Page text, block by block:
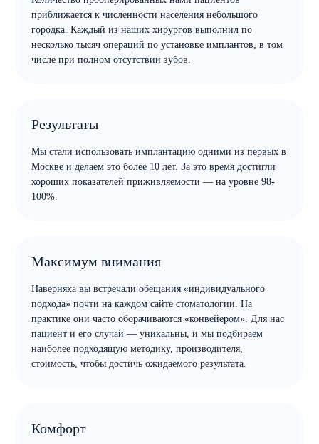
приближается к численности населения небольшого
городка. Каждый из наших хирургов выполнил по
несколько тысяч операций по установке имплантов, в том
числе при полном отсутствии зубов.
Результаты
Мы стали использовать имплантацию одними из первых в
Москве и делаем это более 10 лет. За это время достигли
хороших показателей приживляемости — на уровне 98-
100%.
Максимум внимания
Наверняка вы встречали обещания «индивидуального
подхода» почти на каждом сайте стоматологии. На
практике они часто оборачиваются «конвейером». Для нас
пациент и его случай — уникальны, и мы подбираем
наиболее подходящую методику, производителя,
стоимость, чтобы достичь ожидаемого результата.
Комфорт